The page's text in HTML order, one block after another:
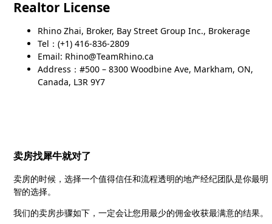
Realtor License
Rhino Zhai, Broker, Bay Street Group Inc., Brokerage
Tel：(+1) 416-836-2809
Email: Rhino@TeamRhino.ca
Address：#500 – 8300 Woodbine Ave, Markham, ON,
Canada, L3R 9Y7
卖房找犀牛就对了
卖房的时候，选择一个值得信任和流程透明的地产经纪团队是你最明
智的选择。
我们的卖房步骤如下，一定会让您用最少的佣金收获最满意的结果。